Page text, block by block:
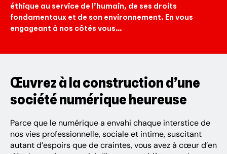
éthique au service de l’humain, de ses droits
fondamentaux et de son environnement. En vous
engageant à nos côtés vous…
Œuvrez à la construction d’une
société numérique heureuse
Parce que le numérique a envahi chaque interstice de
nos vies professionnelle, sociale et intime, suscitant
autant d’espoirs que de craintes, vous avez à cœur d’en